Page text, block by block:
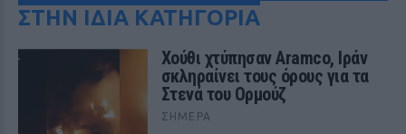
ΣΤΗΝ ΙΔΙΑ ΚΑΤΗΓΟΡΙΑ
Χούθι χτύπησαν Aramco, Ιράν
σκληραίνει τους όρους για τα
Στενά του Ορμούζ
ΣΉΜΕΡΑ